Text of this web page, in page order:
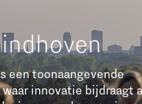
Brainport
Het Brainport
investeringen van